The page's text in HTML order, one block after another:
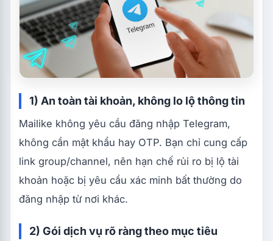
1) An toàn tài khoản, không lo lộ thông tin
Mailike không yêu cầu đăng nhập Telegram,
không cần mật khẩu hay OTP. Bạn chỉ cung cấp
link group/channel, nên hạn chế rủi ro bị lộ tài
khoản hoặc bị yêu cầu xác minh bất thường do
đăng nhập từ nơi khác.
2) Gói dịch vụ rõ ràng theo mục tiêu